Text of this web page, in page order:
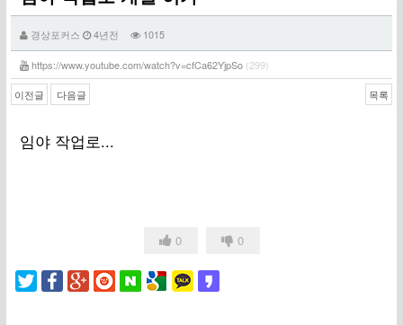
경상포커스 4년전 1015
https://www.youtube.com/watch?v=cfCa62YjpSo (299)
이전글 다음글 목록
임야 작업로...
0 0